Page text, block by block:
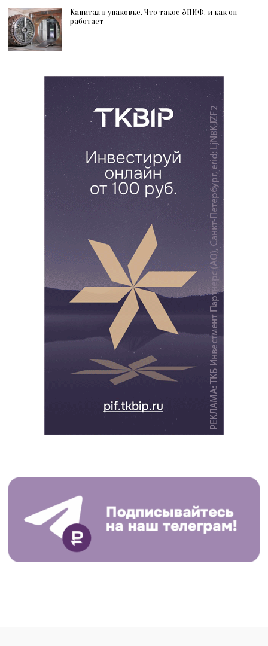
Капитал в упаковке. Что такое ЗПИФ, и как он
работает